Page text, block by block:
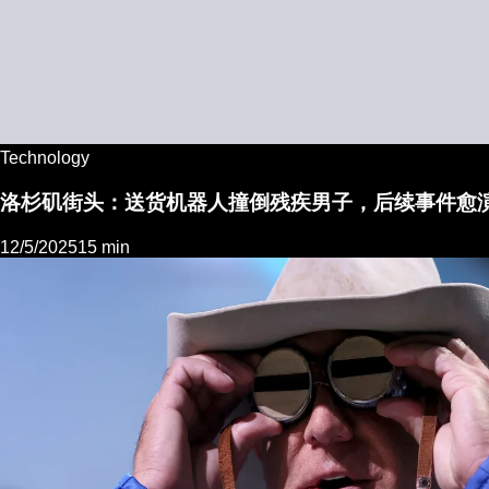
Technology
洛杉矶街头：送货机器人撞倒残疾男子，后续事件愈
12/5/202515 min